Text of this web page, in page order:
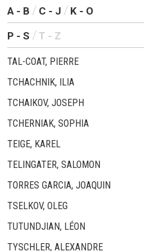
A - B C - J K - O
P - S T - Z
TAL-COAT, PIERRE
TCHACHNIK, ILIA
TCHAIKOV, JOSEPH
TCHERNIAK, SOPHIA
TEIGE, KAREL
TELINGATER, SALOMON
TORRES GARCIA, JOAQUIN
TSELKOV, OLEG
TUTUNDJIAN, LÉON
TYSCHLER, ALEXANDRE